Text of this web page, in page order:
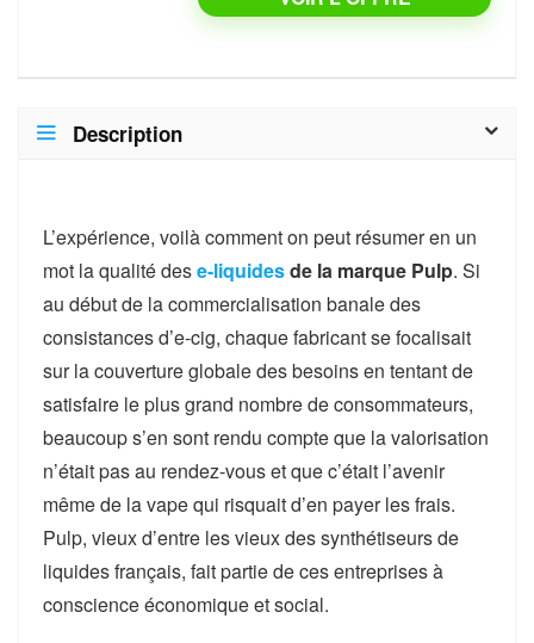
Description
L’expérience, voilà comment on peut résumer en un
mot la qualité dese-liquidesde la marque Pulp. Si
au début de la commercialisation banale des
consistances d’e-cig, chaque fabricant se focalisait
sur la couverture globale des besoins en tentant de
satisfaire le plus grand nombre de consommateurs,
beaucoup s’en sont rendu compte que la valorisation
n’était pas au rendez-vous et que c’était l’avenir
même de la vape qui risquait d’en payer les frais.
Pulp, vieux d’entre les vieux des synthétiseurs de
liquides français, fait partie de ces entreprises à
conscience économique et social.